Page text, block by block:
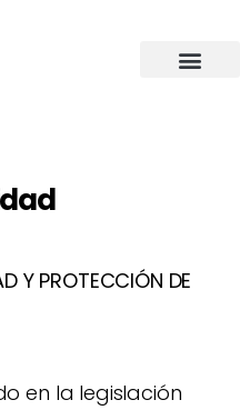
Y PROTECCIÓN DE
en la legislación